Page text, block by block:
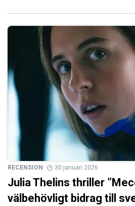
RECENSION 30 januari 2026
Julia Thelins thriller
välbehövligt bidrag till